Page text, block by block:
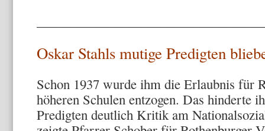
Oskar Stahls mutige Predigten
Schon 1937 wurde ihm die Erlaubnis für
höheren Schulen entzogen. Das hinderte
Predigten deutlich Kritik am